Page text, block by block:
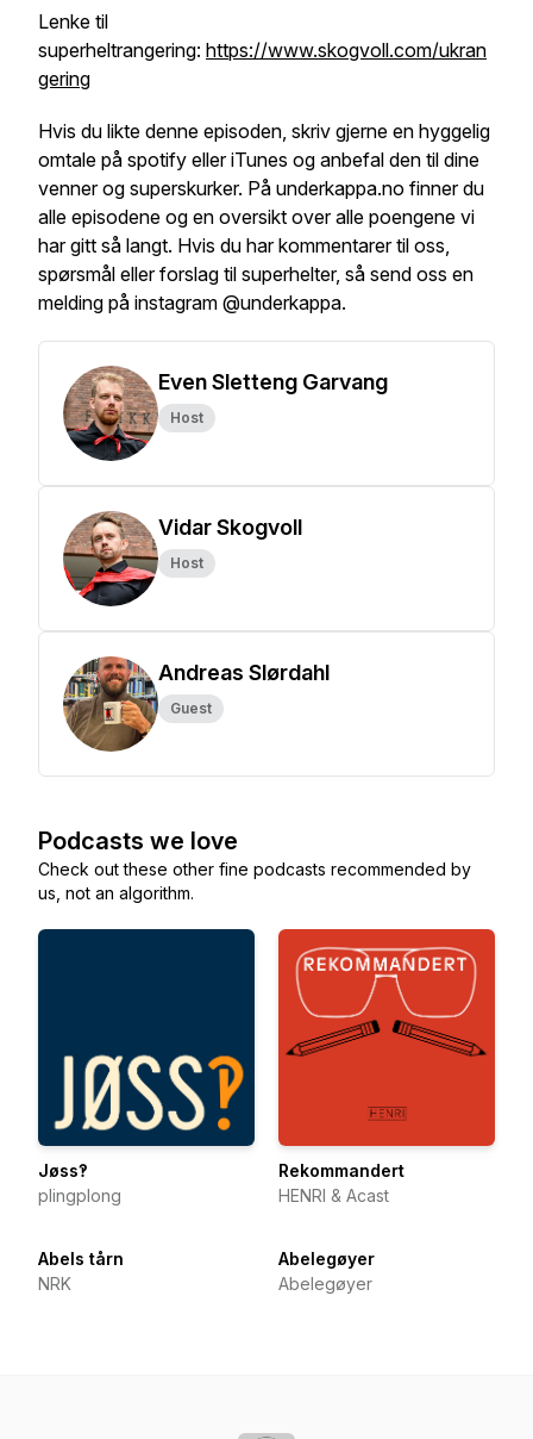
Lenke til
superheltrangering: https://www.skogvoll.com/ukran
gering
Hvis du likte denne episoden, skriv gjerne en hyggelig
omtale på spotify eller iTunes og anbefal den til dine
venner og superskurker. På underkappa.no finner du
alle episodene og en oversikt over alle poengene vi
har gitt så langt. Hvis du har kommentarer til oss,
spørsmål eller forslag til superhelter, så send oss en
melding på instagram @underkappa.
Even Sletteng Garvang
Host
Vidar Skogvoll
Host
Andreas Slørdahl
Guest
Podcasts we love
Check out these other fine podcasts recommended by
us, not an algorithm.
Jøss‽
plingplong
Rekommandert
HENRI & Acast
Abels tårn
NRK
Abelegøyer
Abelegøyer